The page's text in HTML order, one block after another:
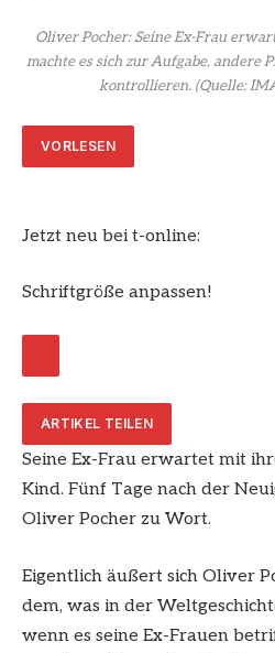
Oliver Pocher: Seine Ex-Frau
machte es sich zur Aufgabe, andere
kontrollieren.(Quelle:
VORLESEN
Jetzt neu bei t-online:
Schriftgröße anpassen!
ARTIKEL TEILEN
Seine Ex-Frau erwartet mit
Kind. Fünf Tage nach der
Oliver Pocher zu Wort.
Eigentlich äußert sich Oliver
dem, was in der
wenn es seine Ex-Frauen